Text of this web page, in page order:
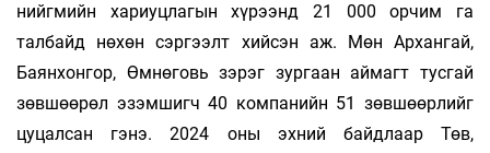
нийгмийн хариуцлагын хүрээнд 21 000 орчим га
талбайд нөхөн сэргээлт хийсэн аж. Мөн Архангай,
Баянхонгор, Өмнөговь зэрэг зургаан аймагт тусгай
зөвшөөрөл эзэмшигч 40 компанийн 51 зөвшөөрлийг
цуцалсан гэнэ. 2024 оны эхний байдлаар Төв,